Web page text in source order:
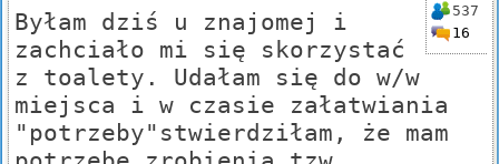
537
16
Byłam dziś u znajomej i
zachciało mi się skorzystać
z toalety. Udałam się do w/w
miejsca i w czasie załatwiania
"potrzeby"stwierdziłam, że mam